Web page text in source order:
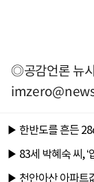
◎공감언론 뉴